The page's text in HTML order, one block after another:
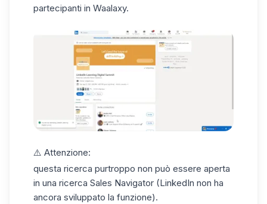
partecipanti in Waalaxy.
⚠️ Attenzione:
questa ricerca purtroppo non può essere aperta
in una ricerca Sales Navigator (LinkedIn non ha
ancora sviluppato la funzione).